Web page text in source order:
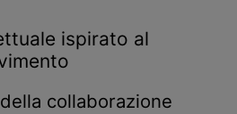
ispirato al
collaborazione